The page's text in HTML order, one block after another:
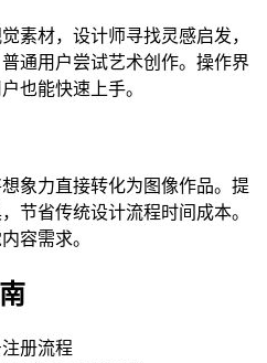
素材，设计师寻找灵感启发，
通用户尝试艺术创作。操作界
也能快速上手。
象力直接转化为图像作品。提
节省传统设计流程时间成本。
容需求。
册流程